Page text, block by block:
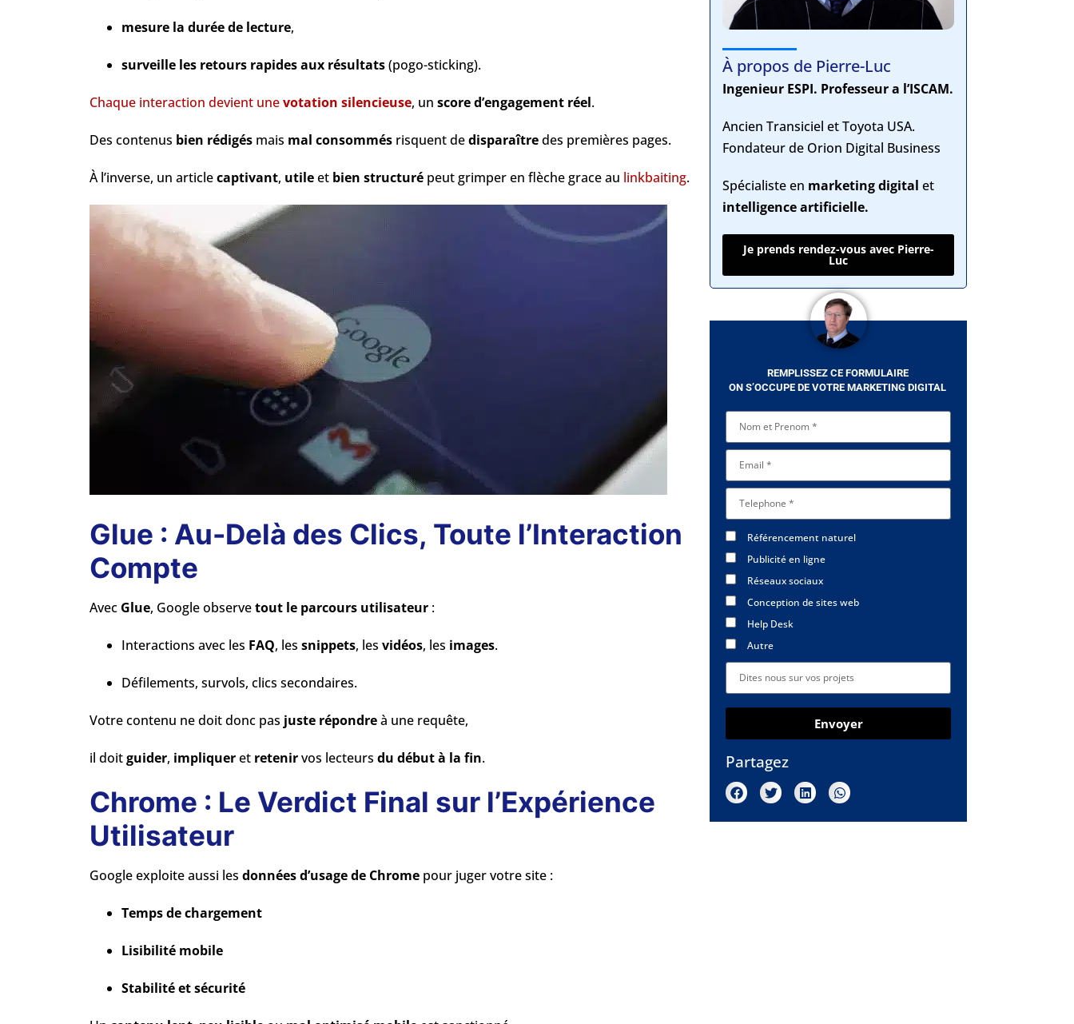
mesure la durée de lecture,
surveille les retours rapides aux résultats(pogo-sticking).
Chaque interaction devient unevotation silencieuse, un score d’engagement réel.
Des contenus bien rédigés mais mal consommés risquent dedisparaîtredes premières pages.
À l’inverse, un articlecaptivant, utileet bien structuré peut grimper en flèche grace au linkbaiting.
Glue : Au-Delà des Clics, Toute l’Interaction
Compte
Avec Glue, Google observetout le parcours utilisateur :
Interactions avec les FAQ, les snippets, les vidéos, les images.
Défilements, survols, clics secondaires.
Votre contenu ne doit donc pas juste répondreà une requête,
il doitguider, impliqueret retenirvos lecteurs du début à la fin.
Chrome : Le Verdict Final sur l’Expérience
Utilisateur
Google exploite aussi les données d’usage de Chrome pour juger votre site :
Temps de chargement
Lisibilité mobile
Stabilité et sécurité
À propos de Pierre-Luc
Ingenieur ESPI. Professeur a l’ISCAM.
Ancien Transiciel et Toyota USA.
Fondateur de Orion Digital Business
Spécialiste en marketing digital et
intelligence artificielle.
Je prends rendez-vous avec Pierre-
Luc
REMPLISSEZ CE FORMULAIRE
ON S’OCCUPE DE VOTRE MARKETING DIGITAL
Référencement naturel
Publicité en ligne
Réseaux sociaux
Conception de sites web
Help Desk
Autre
Envoyer
Partagez